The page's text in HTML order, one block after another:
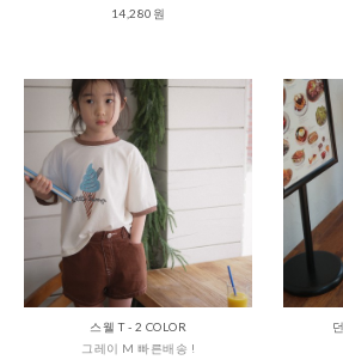
14,280원
스웰 T - 2 COLOR
그레이 M 빠른배송 !